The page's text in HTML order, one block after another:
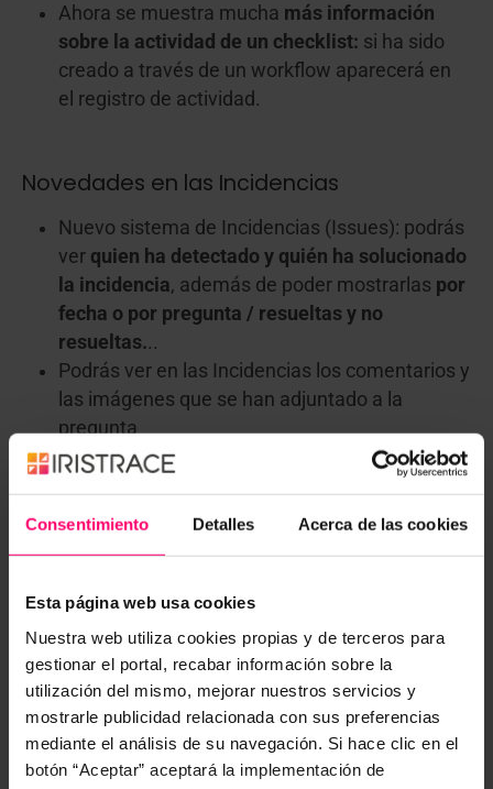
Consentimiento Detalles Acerca de las cookies
Esta página web usa cookies
Nuestra web utiliza cookies propias y de terceros para
gestionar el portal, recabar información sobre la
utilización del mismo, mejorar nuestros servicios y
mostrarle publicidad relacionada con sus preferencias
mediante el análisis de su navegación. Si hace clic en el
botón “Aceptar” aceptará la implementación de
Ahora se muestra mucha más información
sobre la actividad de un checklist: si ha sido
creado a través de un workflow aparecerá en
el registro de actividad.
Novedades en las Incidencias
Nuevo sistema de Incidencias (Issues): podrás
ver quien ha detectado y quién ha solucionado
la incidencia, además de poder mostrarlas por
fecha o por pregunta / resueltas y no
resueltas...
Podrás ver en las Incidencias los comentarios y
las imágenes que se han adjuntado a la
pregunta
Ahora puedes
exportar a Excel el listado de